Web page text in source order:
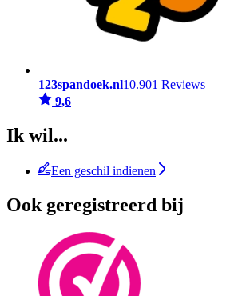
123spandoek.nl10.901 Reviews
9,6
Ik wil...
Een geschil indienen
Ook geregistreerd bij